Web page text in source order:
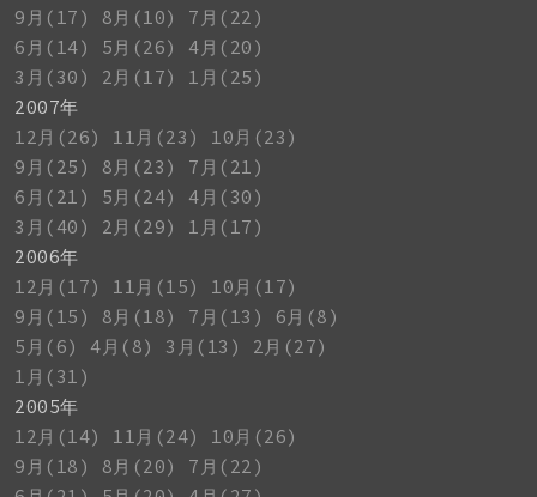
9月(17)
8月(10)
7月(22)
6月(14)
5月(26)
4月(20)
3月(30)
2月(17)
1月(25)
2007年
12月(26)
11月(23)
10月(23)
9月(25)
8月(23)
7月(21)
6月(21)
5月(24)
4月(30)
3月(40)
2月(29)
1月(17)
2006年
12月(17)
11月(15)
10月(17)
9月(15)
8月(18) 7月(13)
6月(8)
5月(6)
4月(8) 3月(13)
2月(27)
1月(31)
2005年
12月(14)
11月(24)
10月(26)
9月(18)
8月(20)
7月(22)